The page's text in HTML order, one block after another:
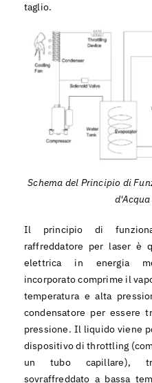
taglio.
Schema del Principio di
Il principio di
raffreddatore per laser è
elettrica in energia
incorporato comprime il
temperatura e alta
condensatore per essere
pressione. Il liquido viene
dispositivo di throttling
un tubo capillare),
sovraffreddato a bassa